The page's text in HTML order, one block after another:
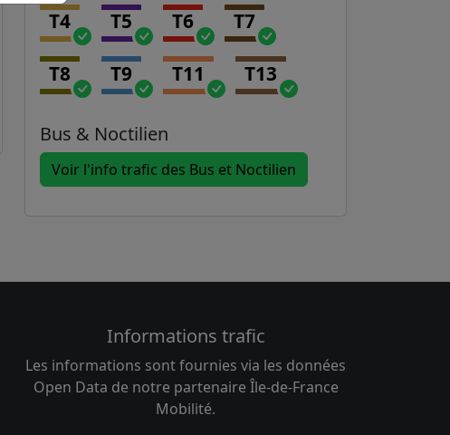
T4 T5 T6 T7
T8 T9 T11 T13
Bus & Noctilien
Voir l'info trafic des Bus et Noctilien
Informations trafic
Les informations sont fournies via les données
Open Data de notre partenaire Île-de-France
Mobilité.